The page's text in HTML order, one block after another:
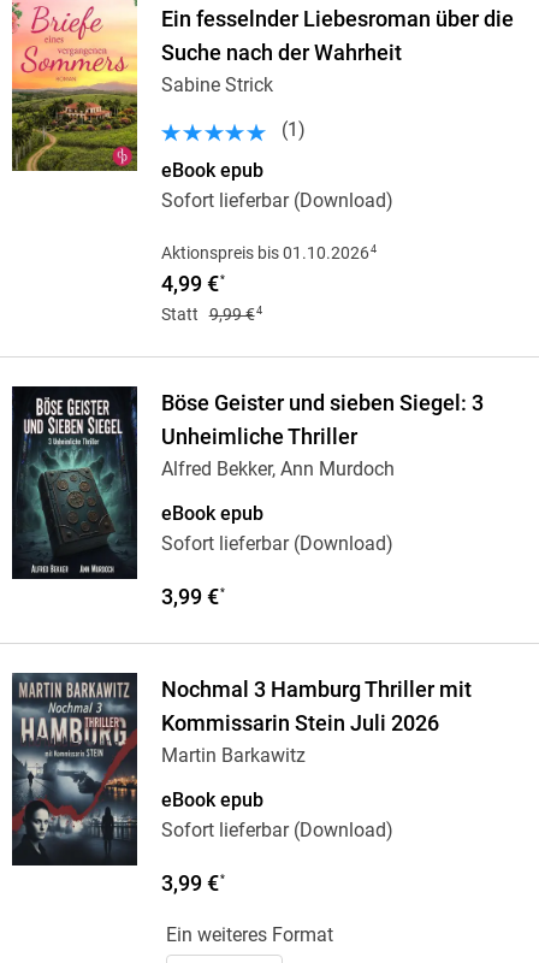
Ein fesselnder Liebesroman über die
Suche nach der Wahrheit
Sabine Strick
(1 )
eBook epub
Sofort lieferbar (Download)
Aktionspreis bis 01.10.20264
4,99 €*
Statt 9,99 €4
Böse Geister und sieben Siegel: 3
Unheimliche Thriller
Alfred Bekker, Ann Murdoch
eBook epub
Sofort lieferbar (Download)
3,99 €*
Nochmal 3 Hamburg Thriller mit
Kommissarin Stein Juli 2026
Martin Barkawitz
eBook epub
Sofort lieferbar (Download)
3,99 €*
Ein weiteres Format